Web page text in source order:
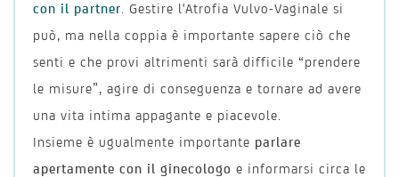
con il partner Gestire l'Atrofia Vulvo-Vaginale si
può, ma nella coppia è importante sapere ciò che
senti e che provi altrimenti sarà difficile “prendere
le misure”, agire di conseguenza e tornare ad avere
una vita intima appagante e piacevole.
Insieme è ugualmente importante parlare
apertamente con il ginecologo e informarsi circa le